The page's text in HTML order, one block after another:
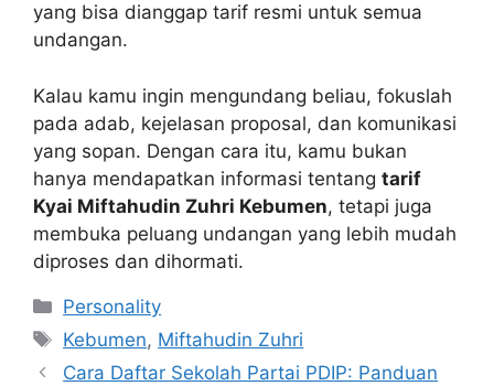
yang bisa dianggap tarif resmi untuk semua
undangan.
Kalau kamu ingin mengundang beliau, fokuslah
pada adab, kejelasan proposal, dan komunikasi
yang sopan. Dengan cara itu, kamu bukan
hanya mendapatkan informasi tentang tarif
Kyai Miftahudin Zuhri Kebumen, tetapi juga
membuka peluang undangan yang lebih mudah
diproses dan dihormati.
Kategori
Personality
Tag
Kebumen, Miftahudin Zuhri
Cara Daftar Sekolah Partai PDIP: Panduan